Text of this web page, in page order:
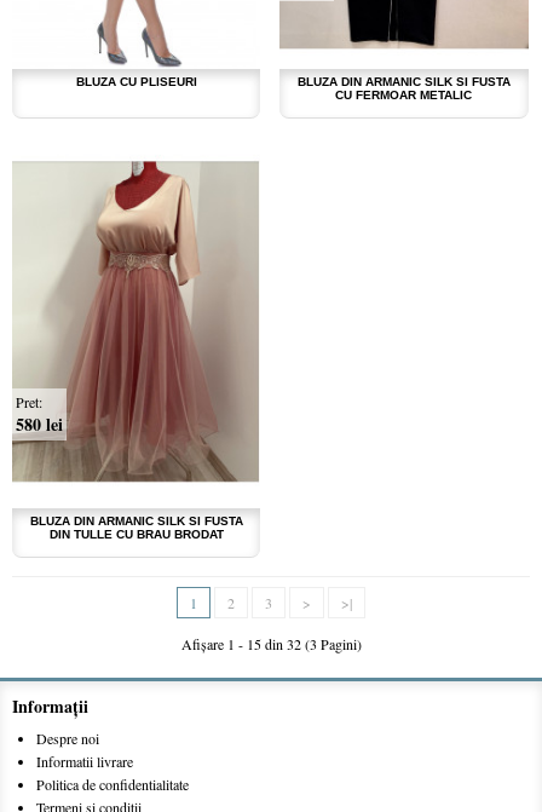
BLUZA CU PLISEURI
BLUZA DIN ARMANIC SILK SI FUSTA
CU FERMOAR METALIC
BLUZA DIN ARMANIC SILK SI FUSTA
DIN TULLE CU BRAU BRODAT
Pret:
580 lei
1 2 3 > >|
Afişare 1 - 15 din 32 (3 Pagini)
Informaţii
Despre noi
Informatii livrare
Politica de confidentialitate
Termeni si conditii